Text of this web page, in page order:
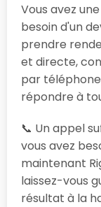
Vous avez
besoin d'un
prendre
et directe,
par
répondre à
📞 Un appel
vous avez
maintenant
laissez-vous
résultat à la